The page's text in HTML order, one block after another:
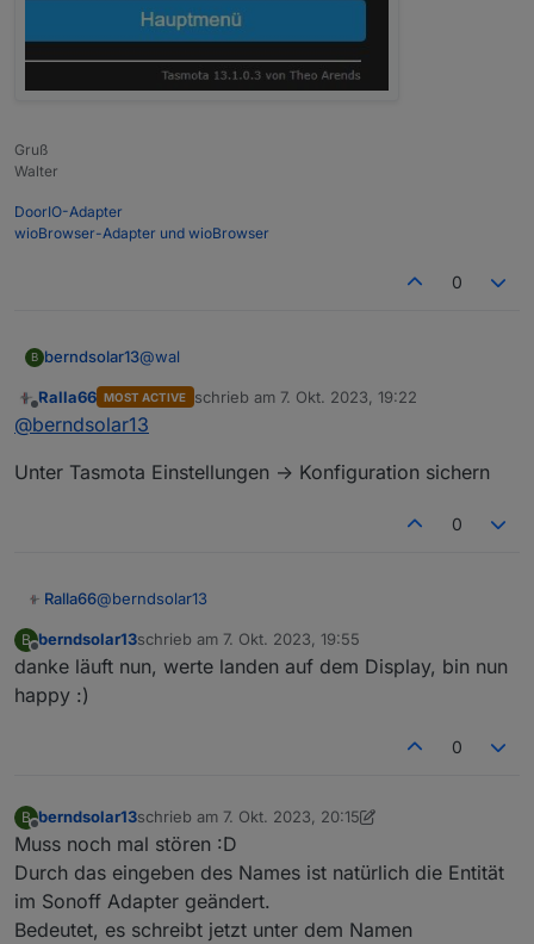
Gruß
Walter
DoorIO-Adapter
wioBrowser-Adapter und wioBrowser
0
B berndsolar13@wal
kann man vorher die alte "notfalls" auslesen und
sichern ?
schieben
Offline
Ralla66 MOST ACTIVE schrieb am 7. Okt. 2023, 19:22
zuletzt editiert von
@berndsolar13
Unter Tasmota Einstellungen -> Konfiguration sichern
0
Ralla66@berndsolar13
Unter Tasmota Einstellungen -> Konfiguration sichern
B
Offline
berndsolar13schrieb am 7. Okt. 2023, 19:55
zuletzt editiert von
danke läuft nun, werte landen auf dem Display, bin nun
happy :)
0
B berndsolar13schrieb am 7. Okt. 2023, 20:15
zuletzt editiert von berndsolar13
Muss noch mal stören :D
Durch das eingeben des Names ist natürlich die Entität
im Sonoff Adapter geändert.
Bedeutet, es schreibt jetzt unter dem Namen